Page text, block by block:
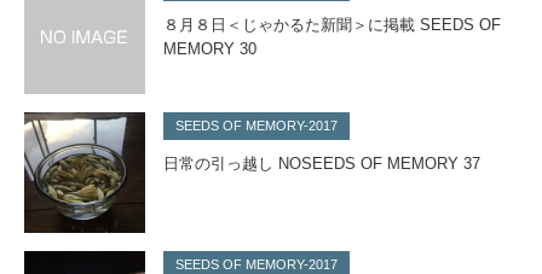
８月８日＜じゃかるた新聞＞に掲載 SEEDS OF
MEMORY 30
SEEDS OF MEMORY-2017
日常の引っ越し NOSEEDS OF MEMORY 37
SEEDS OF MEMORY-2017